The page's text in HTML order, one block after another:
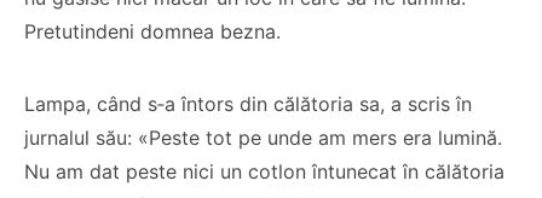
Pretutindeni domnea bezna.
Lampa, când s‑a întors din călătoria sa, a scris în
jurnalul său: «Peste tot pe unde am mers era lumină.
Nu am dat peste nici un cotlon întunecat în călătoria